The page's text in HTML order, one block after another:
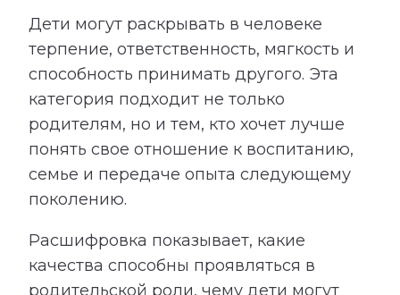
Дети могут раскрывать в человеке
терпение, ответственность, мягкость и
способность принимать другого. Эта
категория подходит не только
родителям, но и тем, кто хочет лучше
понять свое отношение к воспитанию,
семье и передаче опыта следующему
поколению.
Расшифровка показывает, какие
качества способны проявляться в
родительской роли, чему дети могут